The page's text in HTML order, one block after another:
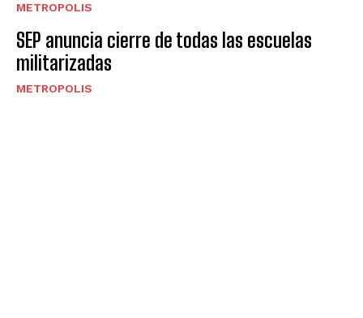
METROPOLIS
SEP anuncia cierre de todas las escuelas
militarizadas
METROPOLIS